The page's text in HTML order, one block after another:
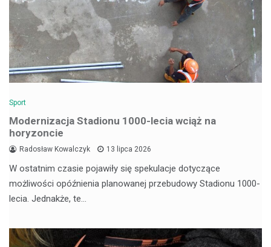
Sport
Modernizacja Stadionu 1000-lecia wciąż na
horyzoncie
Radosław Kowalczyk 13 lipca 2026
W ostatnim czasie pojawiły się spekulacje dotyczące
możliwości opóźnienia planowanej przebudowy Stadionu 1000-
lecia. Jednakże, te…